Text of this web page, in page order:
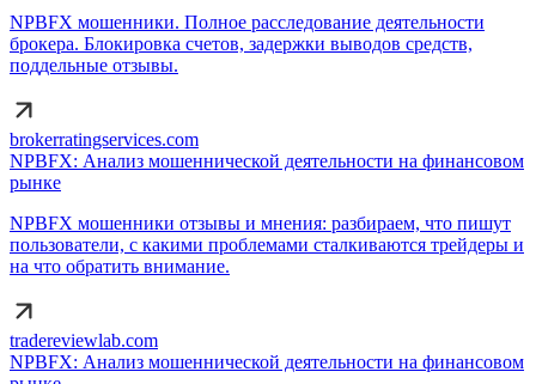
NPBFX мошенники. Полное расследование деятельности
брокера. Блокировка счетов, задержки выводов средств,
поддельные отзывы.
brokerratingservices.com
NPBFX: Анализ мошеннической деятельности на финансовом
рынке
NPBFX мошенники отзывы и мнения: разбираем, что пишут
пользователи, с какими проблемами сталкиваются трейдеры и
на что обратить внимание.
tradereviewlab.com
NPBFX: Анализ мошеннической деятельности на финансовом